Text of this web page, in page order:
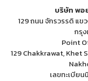
บริษัท พอ
129 ถนน จักรวรรดิ แ
กรุ
Point
129 Chakkrawat, Khet
เลขทะเบีย